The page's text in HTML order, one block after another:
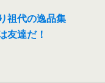
祖代の逸品集
友達だ！